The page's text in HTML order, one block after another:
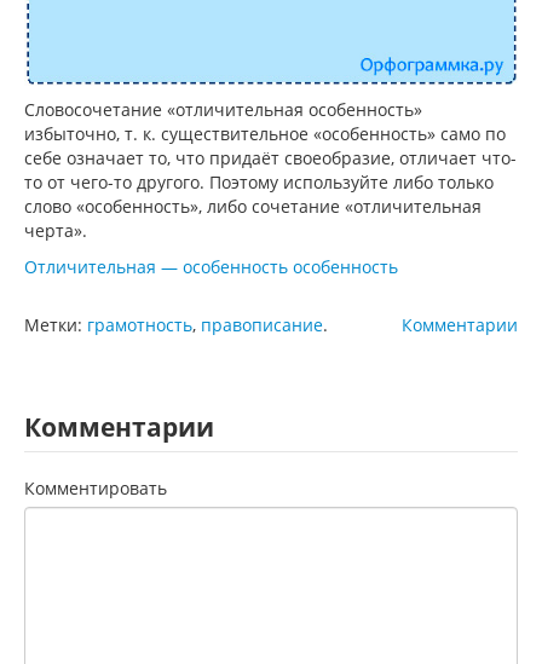
Словосочетание «отличительная особенность»
избыточно, т. к. существительное «особенность» само по
себе означает то, что придаёт своеобразие, отличает что-
то от чего-то другого. Поэтому используйте либо только
слово «особенность», либо сочетание «отличительная
черта».
Отличительная — особенность особенность
Комментарии
Метки: грамотность, правописание.
Комментарии
Комментировать